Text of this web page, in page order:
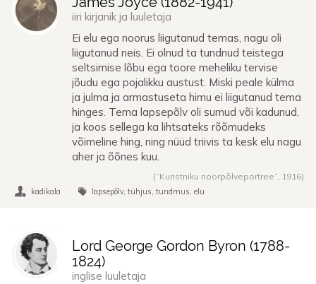
iiri kirjanik ja luuletaja
Ei elu ega noorus liigutanud temas, nagu oli
liigutanud neis. Ei olnud ta tundnud teistega
seltsimise lõbu ega toore meheliku tervise
jõudu ega pojalikku austust. Miski peale külma
ja julma ja armastuseta himu ei liigutanud tema
hinges. Tema lapsepõlv oli surnud või kadunud,
ja koos sellega ka lihtsateks rõõmudeks
võimeline hing, ning nüüd triivis ta kesk elu nagu
aher ja õõnes kuu.
(“Kunstniku noorpõlveportree”, 1916)
kadikala lapsepõlv tühjus tundmus elu
Lord George Gordon Byron (1788-
1824)
inglise luuletaja